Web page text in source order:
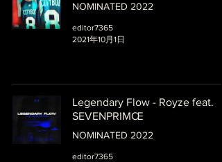
NOMINATED 2022
editor7365
2021年10月1日
Legendary Flow - Royze feat.
SEVENPRIMŒ
NOMINATED 2022
editor7365